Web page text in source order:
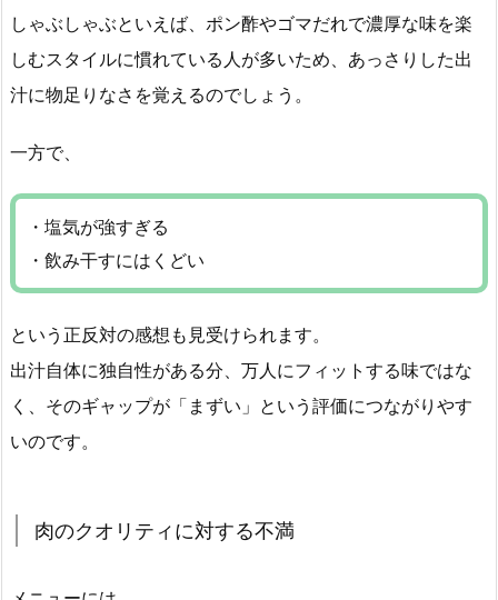
しゃぶしゃぶといえば、ポン酢やゴマだれで濃厚な味を楽
しむスタイルに慣れている人が多いため、あっさりした出
汁に物足りなさを覚えるのでしょう。
一方で、
・塩気が強すぎる
・飲み干すにはくどい
という正反対の感想も見受けられます。
出汁自体に独自性がある分、万人にフィットする味ではな
く、そのギャップが「まずい」という評価につながりやす
いのです。
肉のクオリティに対する不満